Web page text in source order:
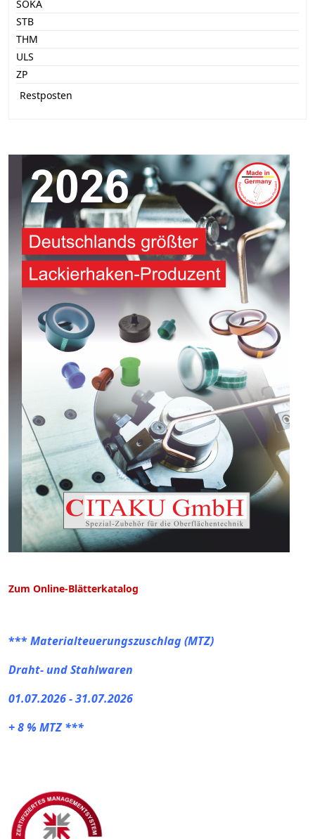
SOKA
STB
THM
ULS
ZP
Restposten
Zum Online-Blätterkatalog
***Materialteuerungszuschlag (MTZ)
Draht- und Stahlwaren
01.07.2026 - 31.07.2026
+ 8 % MTZ ***